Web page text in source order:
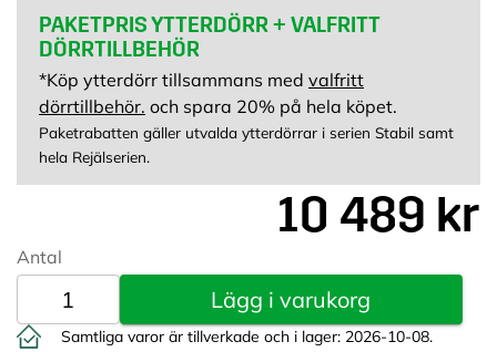
PAKETPRISYTTERDÖRR + VALFRITT
DÖRRTILLBEHÖR
*Köp ytterdörr tillsammans med valfritt
dörrtillbehör. och spara 20% på hela köpet.
Paketrabatten gäller utvalda ytterdörrar i serien Stabil samt
hela Rejälserien.